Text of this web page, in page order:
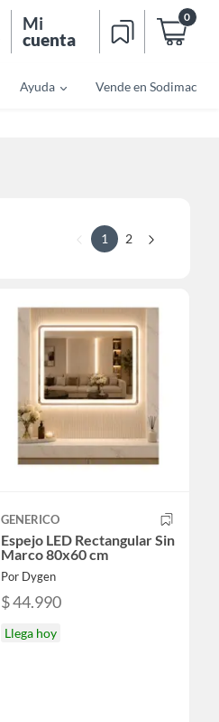
Mi
cuenta
0
Ayuda Vende en Sodimac
1 2
GENERICO
Espejo LED Rectangular Sin
Marco 80x60 cm
Por Dygen
$ 44.990
Llega hoy